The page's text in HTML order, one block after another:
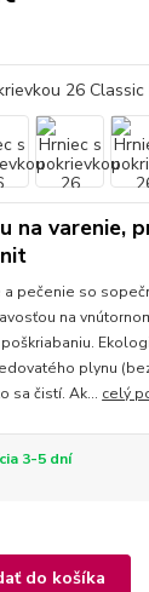
na varenie,
a pečenie so
na
plynu
sa čistí. Ak... celý
3-5 dní
do košíka